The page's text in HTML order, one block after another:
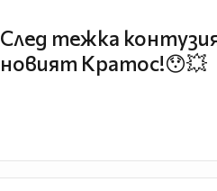
След тежка
новият Кратос!😯💥